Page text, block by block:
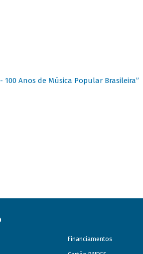
Anos de Música Popular Brasileira”
Financiamentos